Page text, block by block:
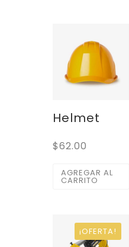
Helmet
$62.00
AGREGAR AL
CARRITO
¡OFERTA!